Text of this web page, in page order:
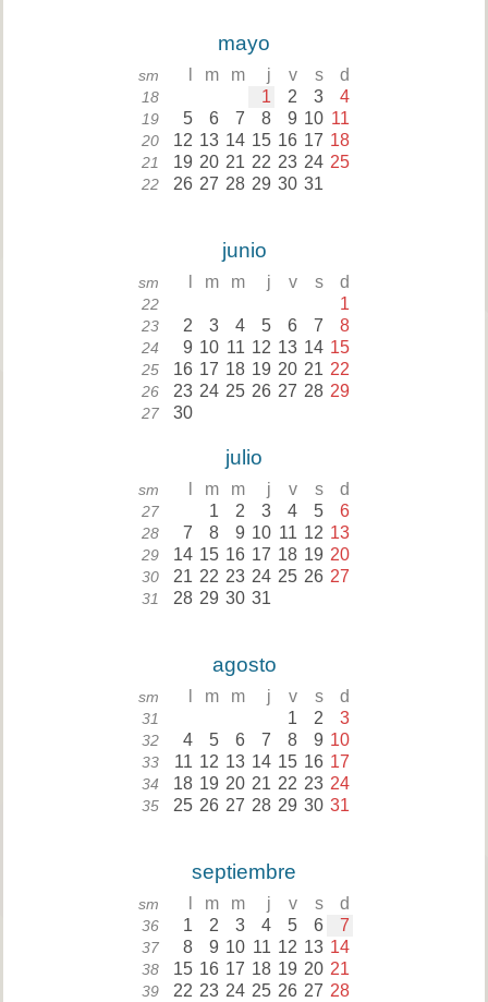
mayo
sm m m j v s d
18 1 2 3 4
19 5 6 7 8 9 10 11
20 12 13 14 15 16 17 18
21 19 20 21 22 23 24 25
22 26 27 28 29 30 31
junio
sm m m j v s d
22 1
23 2 3 4 5 6 7 8
24 9 10 11 12 13 14 15
25 16 17 18 19 20 21 22
26 23 24 25 26 27 28 29
27 30
julio
sm m m j v s d
27 1 2 3 4 5 6
28 7 8 9 10 11 12 13
29 14 15 16 17 18 19 20
30 21 22 23 24 25 26 27
31 28 29 30 31
agosto
sm m m j v s d
31 1 2 3
32 4 5 6 7 8 9 10
33 11 12 13 14 15 16 17
34 18 19 20 21 22 23 24
35 25 26 27 28 29 30 31
septiembre
sm m m j v s d
36 1 2 3 4 5 6 7
37 8 9 10 11 12 13 14
38 15 16 17 18 19 20 21
39 22 23 24 25 26 27 28